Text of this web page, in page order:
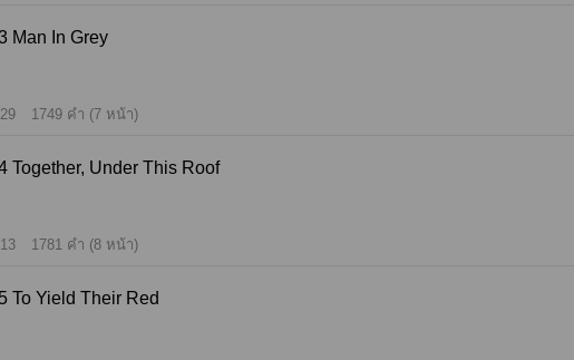
ตอนที่ 3 Man In Grey
29 1749 คำ (7 หน้า)
ตอนที่ 4 Together, Under This Roof
13 1781 คำ (8 หน้า)
ตอนที่ 5 To Yield Their Red